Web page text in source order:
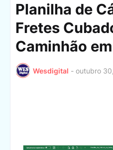
Planilha de
Fretes
Caminhão
Wesdigital - outubro